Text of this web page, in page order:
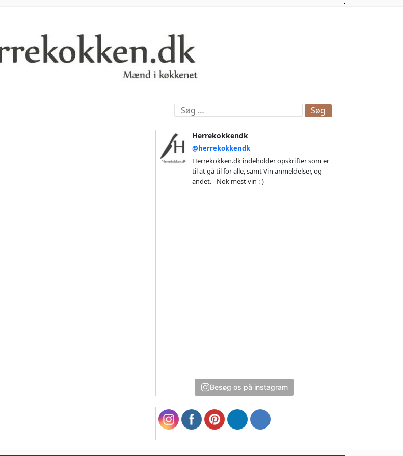
Herrekokkendk
@herrekokkendk
Herrekokken.dk indeholder opskrifter som er
til at gå til for alle, samt Vin anmeldelser, og
andet. - Nok mest vin :-)
Besøg os på instagram